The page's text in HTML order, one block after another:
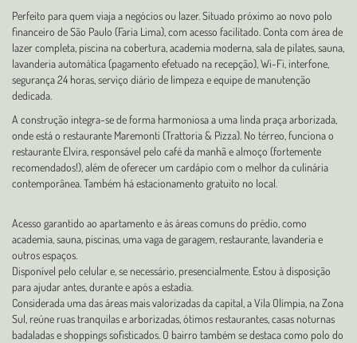
Perfeito para quem viaja a negócios ou lazer. Situado próximo ao novo polo
financeiro de São Paulo (Faria Lima), com acesso facilitado. Conta com área de
lazer completa, piscina na cobertura, academia moderna, sala de pilates, sauna,
lavanderia automática (pagamento efetuado na recepção), Wi-Fi, interfone,
segurança 24 horas, serviço diário de limpeza e equipe de manutenção
dedicada.
A construção integra-se de forma harmoniosa a uma linda praça arborizada,
onde está o restaurante Maremonti (Trattoria & Pizza). No térreo, funciona o
restaurante Elvira, responsável pelo café da manhã e almoço (fortemente
recomendados!), além de oferecer um cardápio com o melhor da culinária
contemporânea. Também há estacionamento gratuito no local.
Acesso garantido ao apartamento e às áreas comuns do prédio, como
academia, sauna, piscinas, uma vaga de garagem, restaurante, lavanderia e
outros espaços.
Disponível pelo celular e, se necessário, presencialmente. Estou à disposição
para ajudar antes, durante e após a estadia.
Considerada uma das áreas mais valorizadas da capital, a Vila Olímpia, na Zona
Sul, reúne ruas tranquilas e arborizadas, ótimos restaurantes, casas noturnas
badaladas e shoppings sofisticados. O bairro também se destaca como polo do